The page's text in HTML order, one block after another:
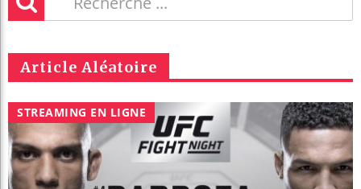
Article Aléatoire
STREAMING EN LIGNE